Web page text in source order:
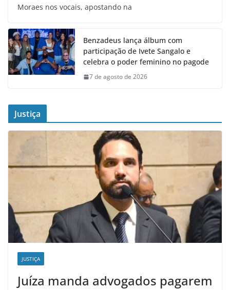
Moraes nos vocais, apostando na
Benzadeus lança álbum com
participação de Ivete Sangalo e
celebra o poder feminino no pagode
7 de agosto de 2026
Justiça
JUSTIÇA
Juíza manda advogados pagarem